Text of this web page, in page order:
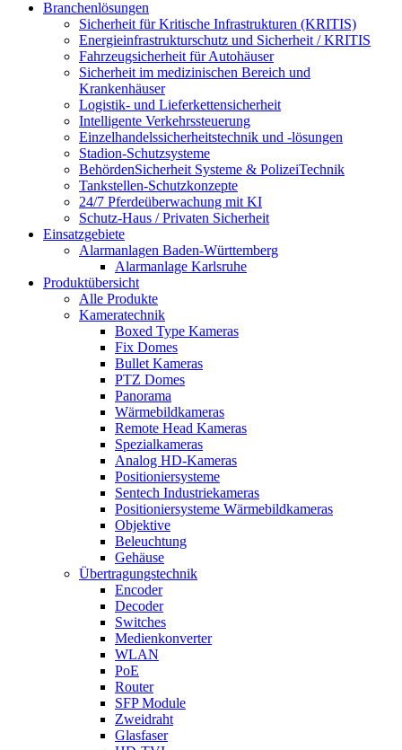
Branchenlösungen
Sicherheit für Kritische Infrastrukturen (KRITIS)
Energieinfrastrukturschutz und Sicherheit / KRITIS
Fahrzeugsicherheit für Autohäuser
Sicherheit im medizinischen Bereich und
Krankenhäuser
Logistik- und Lieferkettensicherheit
Intelligente Verkehrssteuerung
Einzelhandelssicherheitstechnik und -lösungen
Stadion-Schutzsysteme
BehördenSicherheit Systeme & PolizeiTechnik
Tankstellen-Schutzkonzepte​
24/7 Pferdeüberwachung mit KI
Schutz-Haus / Privaten Sicherheit
Einsatzgebiete
Alarmanlagen Baden-Württemberg
Alarmanlage Karlsruhe
Produktübersicht
Alle Produkte
Kameratechnik
Boxed Type Kameras
Fix Domes
Bullet Kameras
PTZ Domes
Panorama
Wärmebildkameras
Remote Head Kameras
Spezialkameras
Analog HD-Kameras
Positioniersysteme
Sentech Industriekameras
Positioniersysteme Wärmebildkameras
Objektive
Beleuchtung
Gehäuse
Übertragungstechnik
Encoder
Decoder
Switches
Medienkonverter
WLAN
PoE
Router
SFP Module
Zweidraht
Glasfaser